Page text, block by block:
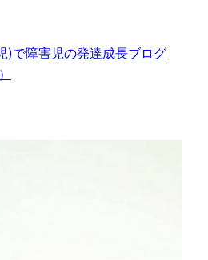
)で障害児の発達成長ブログ